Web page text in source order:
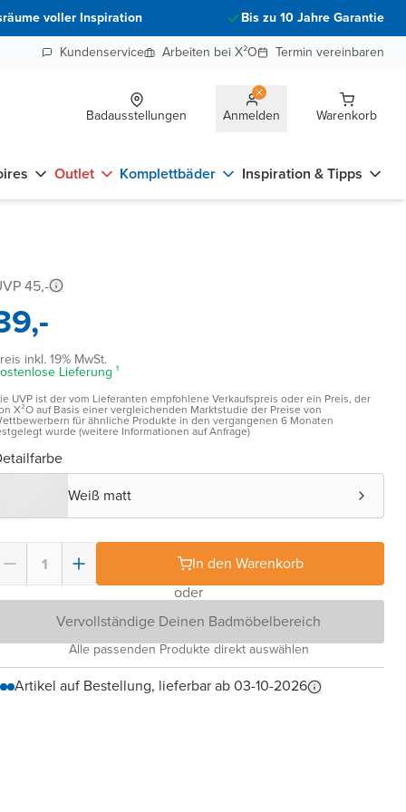
voller Inspiration
Bis zu 10 Jahre Garantie
Kundenservice
Arbeiten bei X²O Termin vereinbaren
Badausstellungen Anmelden Warenkorb
Outlet Komplettbäder Inspiration & Tipps
45,-
inkl. 19% MwSt.
Lieferung ¹
UVP ist der vom Lieferanten empfohlene Verkaufspreis oder ein Preis, der
X²O auf Basis einer vergleichenden Marktstudie der Preise von
für ähnliche Produkte in den vergangenen 6 Monaten
wurde (weitere Informationen auf Anfrage)
Weiß matt
In den Warenkorb
oder
Vervollständige Deinen Badmöbelbereich
Alle passenden Produkte direkt auswählen
Artikel auf Bestellung, lieferbar ab 03-10-2026